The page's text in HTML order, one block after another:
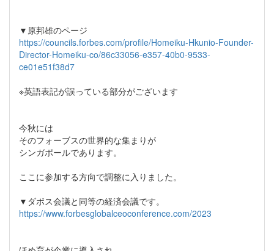
▼原邦雄のページ
https://councils.forbes.com/profile/Homeiku-Hkunio-Founder-
Director-Homeiku-co/86c33056-e357-40b0-9533-
ce01e51f38d7
※英語表記が誤っている部分がございます
今秋には
そのフォーブスの世界的な集まりが
シンガポールであります。
ここに参加する方向で調整に入りました。
▼ダボス会議と同等の経済会議です。
https://www.forbesglobalceoconference.com/2023